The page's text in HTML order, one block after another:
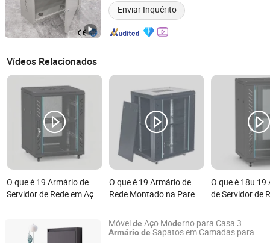
Enviar Inquérito
Vídeos Relacionados
O que é 19 Armário de
Servidor de Rede em Aço
O que é 19 Armário de
Rede Montado na Parede
9u 12u Aço SPCC Porta
de Vidro com Fechadura
O que é 18u
de Servidor de
Profunda
Móvelde Aço Moderno para Casa 3
Armáriode Sapatos em Camadas para
Luoyang Orpheus Industrial Limited Company